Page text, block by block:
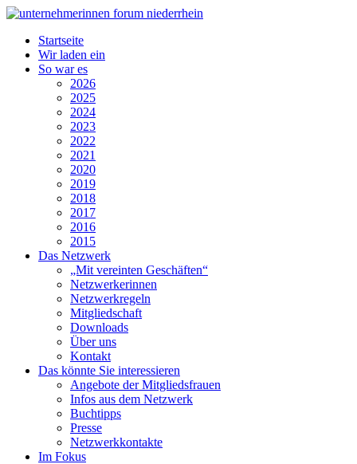
Startseite
Wir laden ein
So war es
2026
2025
2024
2023
2022
2021
2020
2019
2018
2017
2016
2015
Das Netzwerk
„Mit vereinten Geschäften“
Netzwerkerinnen
Netzwerkregeln
Mitgliedschaft
Downloads
Über uns
Kontakt
Das könnte Sie interessieren
Angebote der Mitgliedsfrauen
Infos aus dem Netzwerk
Buchtipps
Presse
Netzwerkkontakte
Im Fokus